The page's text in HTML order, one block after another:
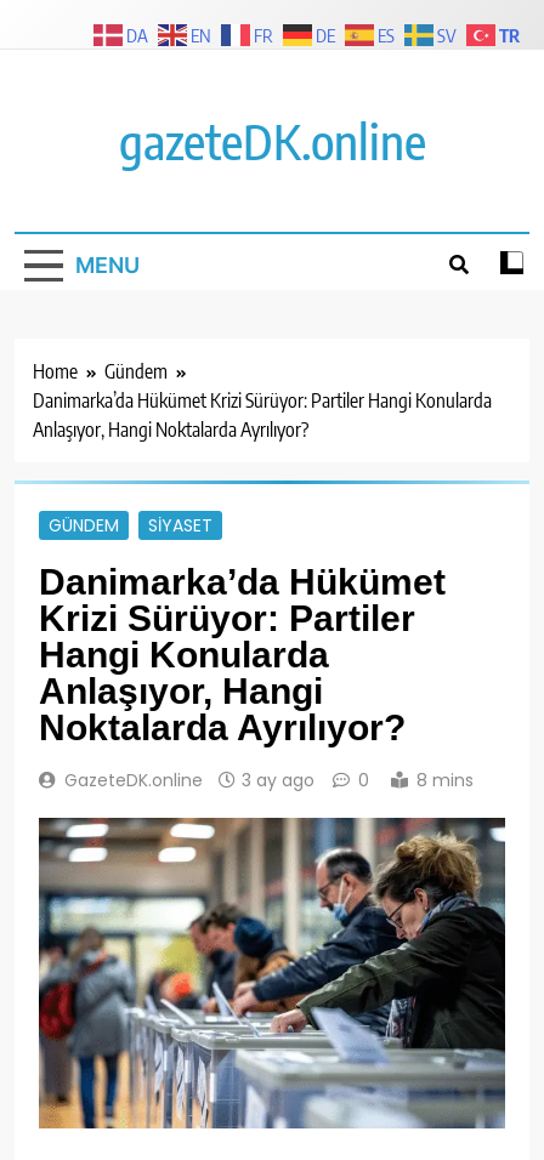
gazeteDK.online
MENU
Home
Gündem
Danimarka’da Hükümet Krizi Sürüyor: Partiler Hangi Konularda
Anlaşıyor, Hangi Noktalarda Ayrılıyor?
GÜNDEM SIYASET
Danimarka’da Hükümet
Krizi Sürüyor: Partiler
Hangi Konularda
Anlaşıyor, Hangi
Noktalarda Ayrılıyor?
GazeteDK.online 3 ay ago 0 8 mins
DA EN FR DE ES SV TR